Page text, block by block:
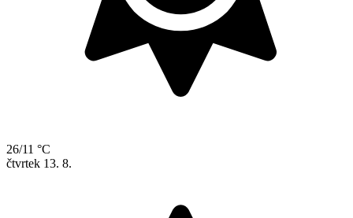
26/11 °C
čtvrtek 13. 8.